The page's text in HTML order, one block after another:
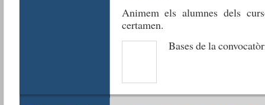
Animem els alumnes dels
certamen.
Bases de la